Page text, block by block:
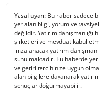
Yasal uyarı: Bu haber sadece
yer alan bilgi, yorum ve
değildir. Yatırım
şirketleri ve mevduat kabul
imzalanacak yatırım
sunulmaktadır. Bu haberde
ve getiri tercihinize uygun
alan bilgilere dayanarak
sonuçlar doğurmayabilir.